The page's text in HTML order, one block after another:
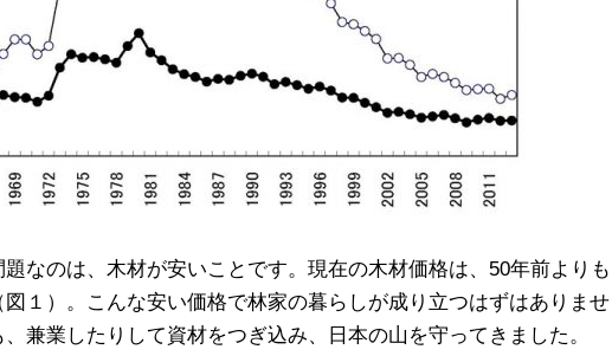
なのは、木材が安いことです。現在の木材価格は、50年前よりも
１）。こんな安い価格で林家の暮らしが成り立つはずはありませ
兼業したりして資材をつぎ込み、日本の山を守ってきました。